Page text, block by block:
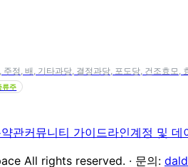
주정, 배, 기타과당, 결정과당, 포도당, 건조효모,
류주
관커뮤니티 가이드라인계정 및 데
All rights reserved. · 문의: